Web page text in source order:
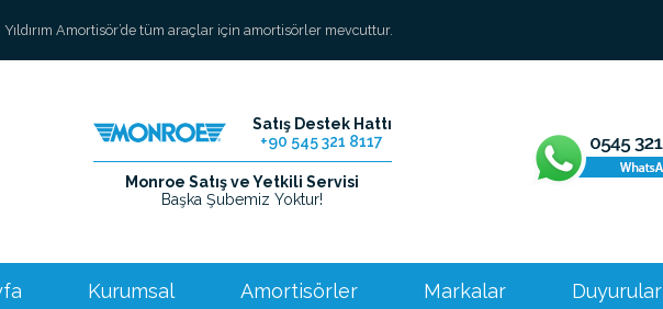
Amortisör’de tüm araçlar için amortisörler mevcuttur.
Satış Destek Hattı
+90 545 321 8117
Monroe Satış ve Yetkili Servisi
Başka Şubemiz Yoktur!
Kurumsal Amortisörler Markalar Duyurular